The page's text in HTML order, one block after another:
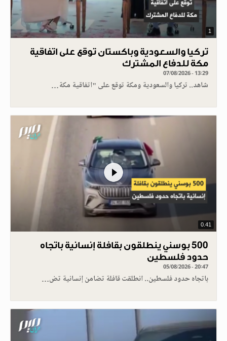
1
تركيا والسعودية وباكستان توقع على اتفاقية
مكة للدفاع المشترك
07/08/2026 - 13:29
شاهد.. تركيا والسعودية ومكة توقع على "اتفاقية مكة…
0.41
500 بوسني ينطلقون بقافلة إنسانية باتجاه
حدود فلسطين
05/08/2026 - 20:47
باتجاه حدود فلسطين.. انطلقت قافلة تضامن إنسانية تض…